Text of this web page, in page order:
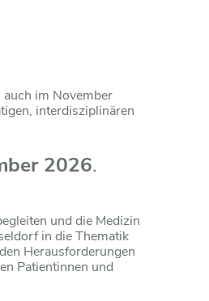
im November
interdisziplinären
2026.
und die Medizin
in die Thematik
Herausforderungen
Patientinnen und